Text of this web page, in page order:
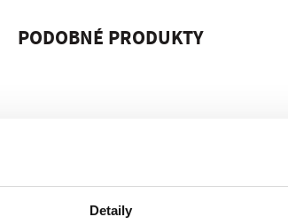
Detaily
PODOBNÉ PRODUKTY